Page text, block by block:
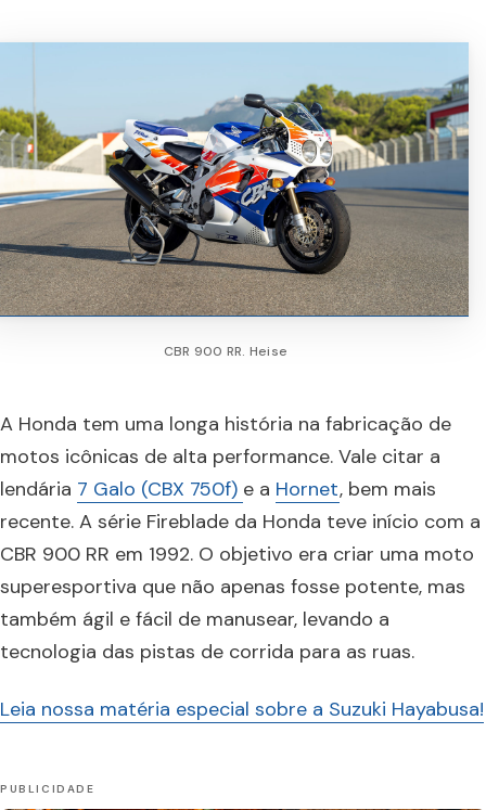
CBR 900 RR. Heise
A Honda tem uma longa história na fabricação de
motos icônicas de alta performance. Vale citar a
lendária 7 Galo (CBX 750f) e a Hornet, bem mais
recente. A série Fireblade da Honda teve início com a
CBR 900 RR em 1992. O objetivo era criar uma moto
superesportiva que não apenas fosse potente, mas
também ágil e fácil de manusear, levando a
tecnologia das pistas de corrida para as ruas.
Leia nossa matéria especial sobre a Suzuki Hayabusa!